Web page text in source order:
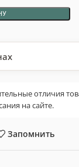
отличия
на сайте.
Запомнить